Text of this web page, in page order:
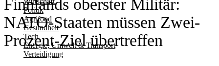
Politik
Agrifood
Gesundheit
Tech
Energie, Umwelt & Transport
Verteidigung
Finnlands oberster Militär:
NATO-Staaten müssen Zwei-
Prozent-Ziel übertreffen